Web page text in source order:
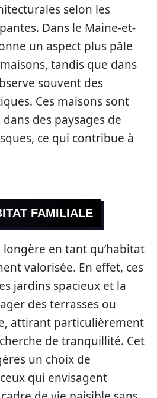
selon les
Dans le Maine-et-
un aspect plus pâle
tandis que dans
souvent des
Ces maisons sont
des paysages de
ce qui contribue à
FAMILIALE
longère en tant qu’habitat
valorisée. En effet, ces
jardins spacieux et la
des terrasses ou
attirant particulièrement
de tranquillité. Cet
un choix de
qui envisagent